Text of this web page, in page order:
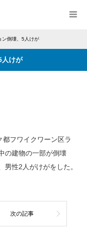
ン倒壊、5人けが
人けが
都フワイクワーン区ラ
の建物の一部が倒壊
男性2人がけがをした。
次の記事